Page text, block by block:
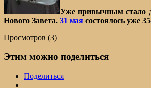
Уже привычным стало
Нового Завета. 31 мая состоялось уже
Просмотров (3)
Этим можно поделиться
Поделиться